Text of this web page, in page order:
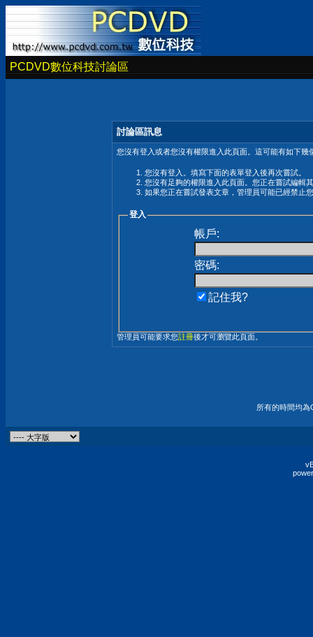
PCDVD數位科技討論區
討論區訊息
您沒有登入或者您沒有權限進入此頁面。這可能有如下幾
您沒有登入。填寫下面的表單登入後再次嘗試。
您沒有足夠的權限進入此頁面。您正在嘗試編輯
如果您正在嘗試發表文章，管理員可能已經禁止
登入
帳戶:
密碼:
記住我?
管理員可能要求您註冊後才可瀏覽此頁面。
所有的時間均為